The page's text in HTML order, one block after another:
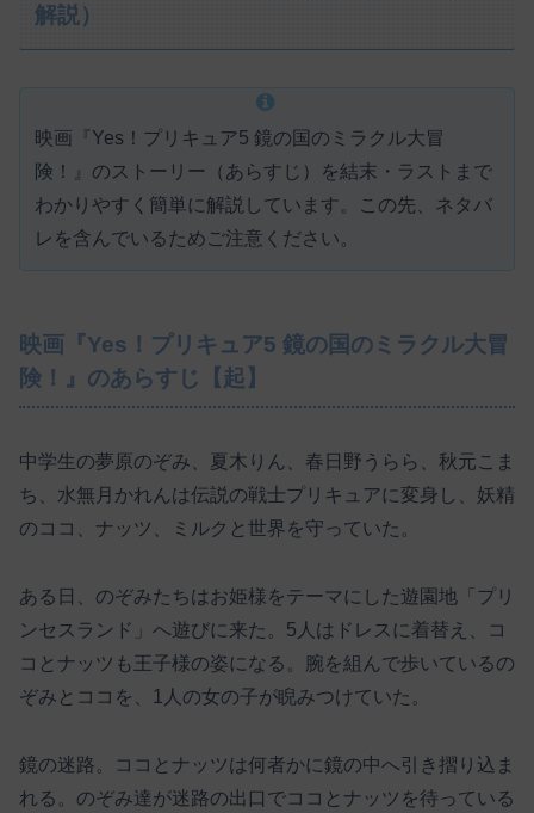
解説）
映画『Yes！プリキュア5 鏡の国のミラクル大冒
険！』のストーリー（あらすじ）を結末・ラストまで
わかりやすく簡単に解説しています。この先、ネタバ
レを含んでいるためご注意ください。
映画『Yes！プリキュア5 鏡の国のミラクル大冒
険！』のあらすじ【起】
中学生の夢原のぞみ、夏木りん、春日野うらら、秋元こま
ち、水無月かれんは伝説の戦士プリキュアに変身し、妖精
のココ、ナッツ、ミルクと世界を守っていた。
ある日、のぞみたちはお姫様をテーマにした遊園地「プリ
ンセスランド」へ遊びに来た。5人はドレスに着替え、コ
コとナッツも王子様の姿になる。腕を組んで歩いているの
ぞみとココを、1人の女の子が睨みつけていた。
鏡の迷路。ココとナッツは何者かに鏡の中へ引き摺り込ま
れる。のぞみ達が迷路の出口でココとナッツを待っている